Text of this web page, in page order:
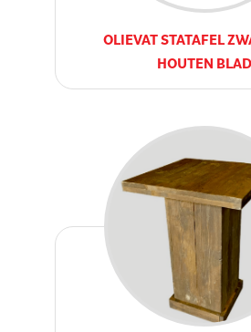
OLIEVAT STATAFEL
HOUTEN BLAD